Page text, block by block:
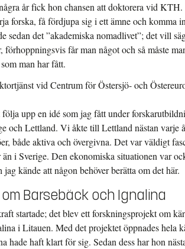
år fick hon chansen att doktorera vid KTH.
forska, få fördjupa sig i ett ämne och komma
sedan det ”akademiska nomadlivet”; det vill
förhoppningsvis får man något och så måste
man har fått.
vid Centrum för Östersjö- och
upp en idé som jag fått under
och Lettland. Vi åkte till Lettland nästan varje
både aktiva och övergivna. Det var väldigt
i Sverige. Den ekonomiska situationen var
kände att någon behöver berätta om det här.
Barsebäck och Ignalina
startade; det blev ett forskningsprojekt om
i Litauen. Med det projektet öppnades hela
hade haft klart för sig. Sedan dess har hon